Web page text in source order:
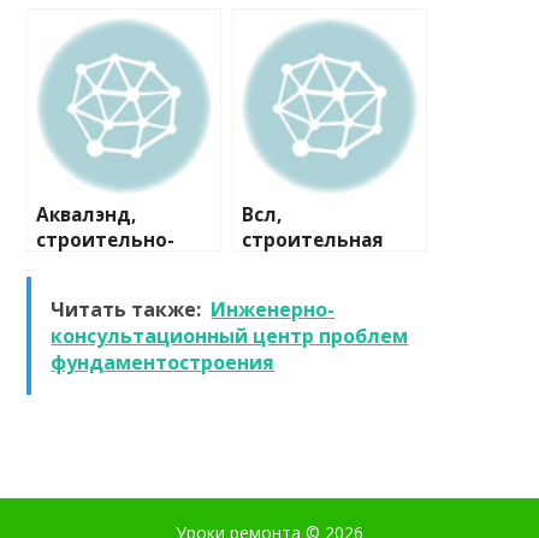
компания
Аквалэнд,
строительно-
Всл,
строительная
Читать также: Инженерно-
консультационный центр проблем
фундаментостроения
Уроки ремонта © 2026